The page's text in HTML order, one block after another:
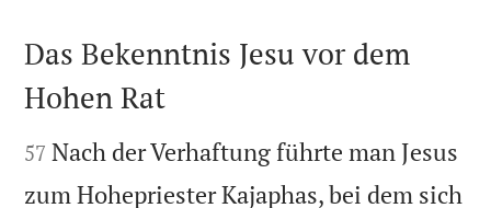

Das Bekenntnis Jesu vor dem
Hohen Rat

57 Nach der Verhaftung führte man Jesus
zum Hohepriester Kajaphas, bei dem sich